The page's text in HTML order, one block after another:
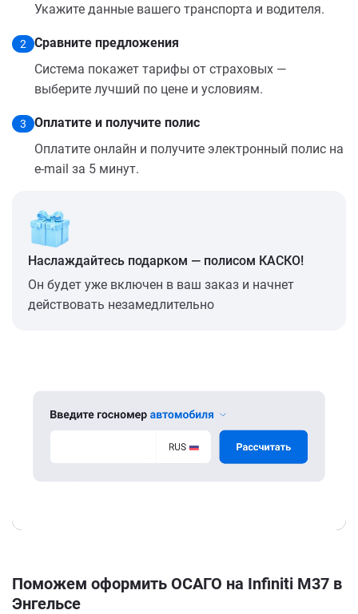
Укажите данные вашего транспорта и водителя.
2
Сравните предложения
Система покажет тарифы от страховых —
выберите лучший по цене и условиям.
3
Оплатите и получите полис
Оплатите онлайн и получите электронный полис на
e-mail за 5 минут.
Наслаждайтесь подарком — полисом КАСКО!
Он будет уже включен в ваш заказ и начнет
действовать незамедлительно
Поможем оформить ОСАГО на Infiniti M37 в
Энгельсе